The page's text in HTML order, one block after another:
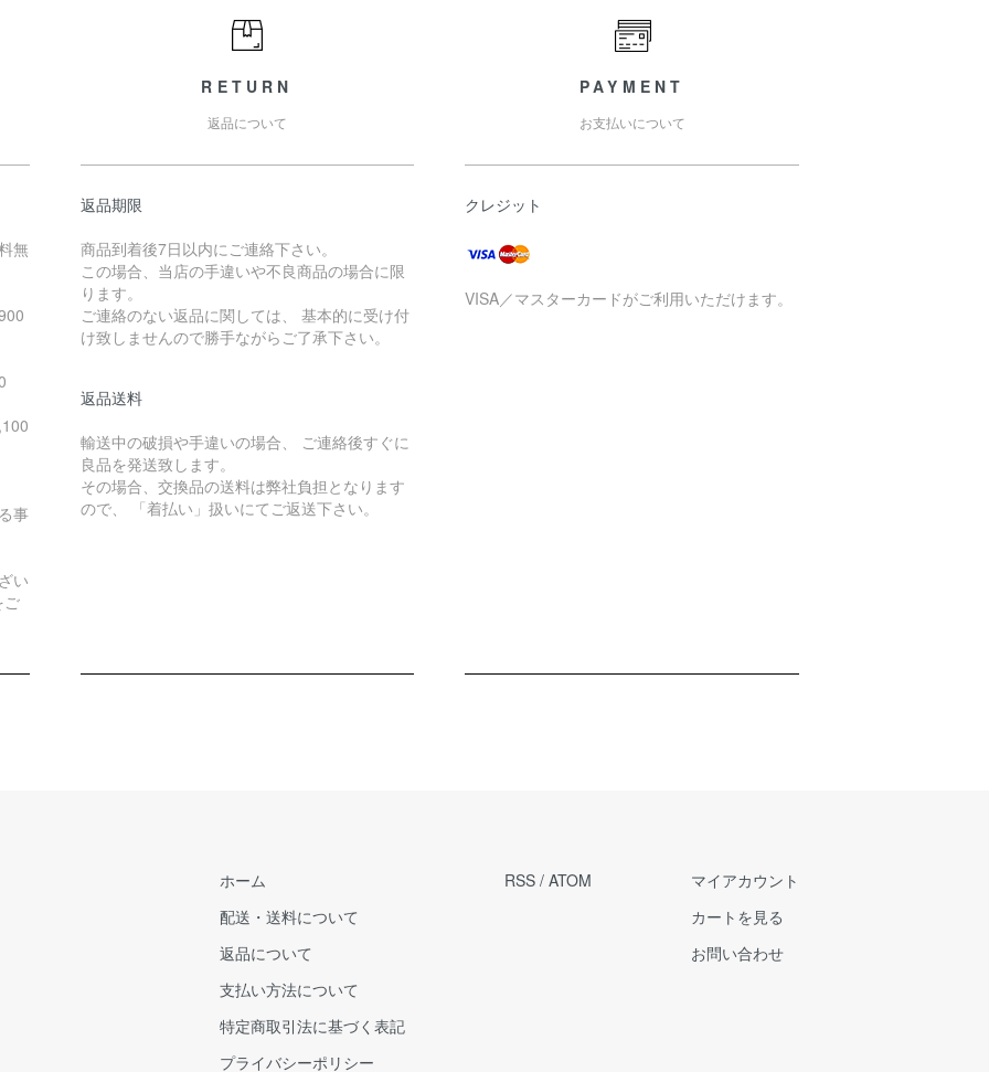
無
事
い
ご
RETURN
返品について
返品期限
商品到着後7日以内にご連絡下さい。
この場合、当店の手違いや不良商品の場合に限
ります。
ご連絡のない返品に関しては、 基本的に受け付
け致しませんので勝手ながらご了承下さい。
返品送料
輸送中の破損や手違いの場合、 ご連絡後すぐに
良品を発送致します。
その場合、交換品の送料は弊社負担となります
ので、 「着払い」扱いにてご返送下さい。
PAYMENT
お支払いについて
クレジット
VISA／マスターカードがご利用いただけます。
ホーム
配送・送料について
返品について
支払い方法について
特定商取引法に基づく表記
プライバシーポリシー
RSS / ATOM
マイアカウント
カートを見る
お問い合わせ